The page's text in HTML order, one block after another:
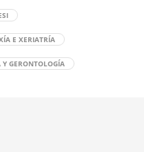
E XERIATRÍA
GERONTOLOGÍA